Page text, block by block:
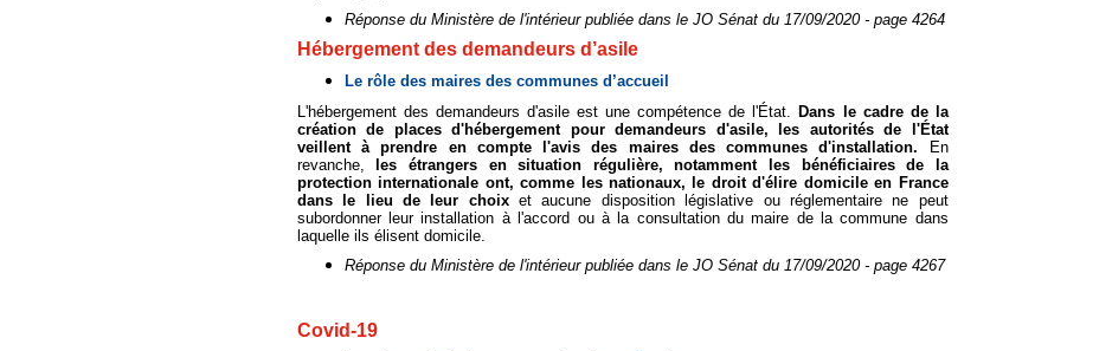
Réponse du Ministère de l'intérieur publiée dans le JO Sénat du 17/09/2020 - page 4264
Hébergement des demandeurs d’asile
Le rôle des maires des communes d’accueil
L'hébergement des demandeurs d'asile est une compétence de l'État.Dans le cadre de la
création de places d'hébergement pour demandeurs d'asile, les autorités de l'État
veillent à prendre en compte l'avis des maires des communes d'installation. En
revanche,les étrangers en situation régulière, notamment les bénéficiaires de la
protection internationale ont, comme les nationaux, le droit d'élire domicile en France
dans le lieu de leur choixet aucune disposition législative ou réglementaire ne peut
subordonner leur installation à l'accord ou à la consultation du maire de la commune dans
laquelle ils élisent domicile.
Réponse du Ministère de l'intérieur publiée dans le JO Sénat du 17/09/2020 - page 4267
Covid-19